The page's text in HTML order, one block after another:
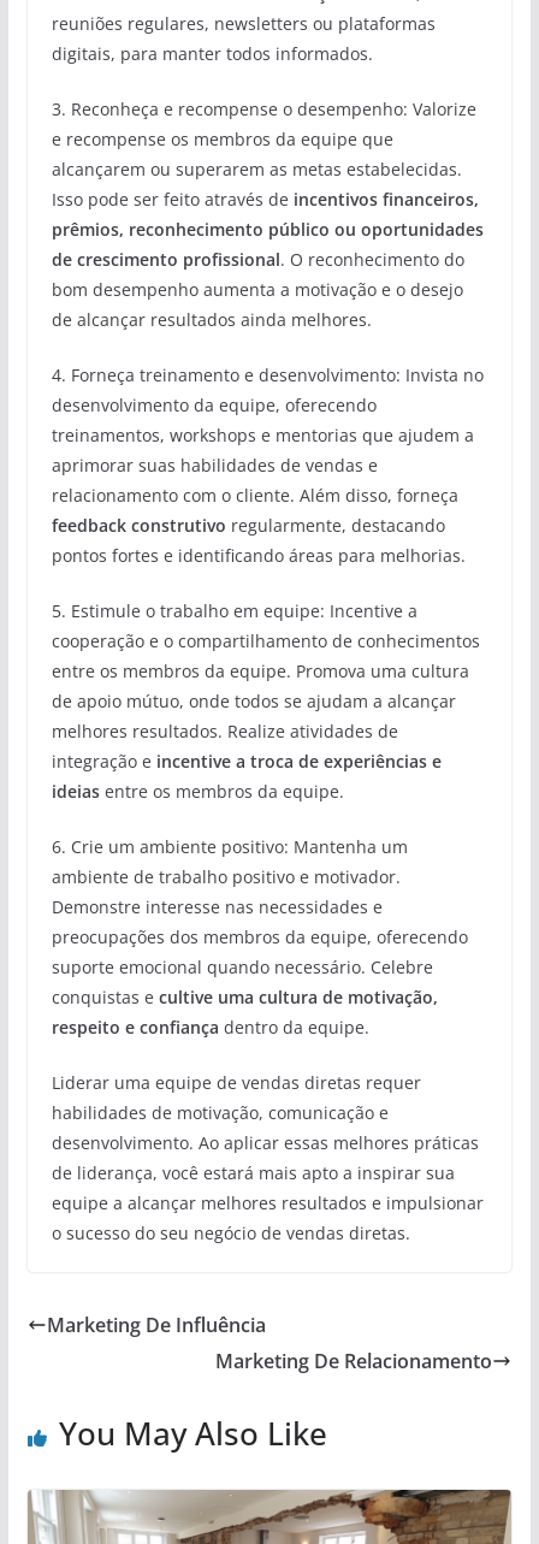
reuniões regulares, newsletters ou plataformas
digitais, para manter todos informados.
3. Reconheça e recompense o desempenho: Valorize
e recompense os membros da equipe que
alcançarem ou superarem as metas estabelecidas.
Isso pode ser feito através de incentivos financeiros,
prêmios, reconhecimento público ou oportunidades
de crescimento profissional. O reconhecimento do
bom desempenho aumenta a motivação e o desejo
de alcançar resultados ainda melhores.
4. Forneça treinamento e desenvolvimento: Invista no
desenvolvimento da equipe, oferecendo
treinamentos, workshops e mentorias que ajudem a
aprimorar suas habilidades de vendas e
relacionamento com o cliente. Além disso, forneça
feedback construtivo regularmente, destacando
pontos fortes e identificando áreas para melhorias.
5. Estimule o trabalho em equipe: Incentive a
cooperação e o compartilhamento de conhecimentos
entre os membros da equipe. Promova uma cultura
de apoio mútuo, onde todos se ajudam a alcançar
melhores resultados. Realize atividades de
integração e incentive a troca de experiências e
ideiasentre os membros da equipe.
6. Crie um ambiente positivo: Mantenha um
ambiente de trabalho positivo e motivador.
Demonstre interesse nas necessidades e
preocupações dos membros da equipe, oferecendo
suporte emocional quando necessário. Celebre
conquistas e cultive uma cultura de motivação,
respeito e confiança dentro da equipe.
Liderar uma equipe de vendas diretas requer
habilidades de motivação, comunicação e
desenvolvimento. Ao aplicar essas melhores práticas
de liderança, você estará mais apto a inspirar sua
equipe a alcançar melhores resultados e impulsionar
o sucesso do seu negócio de vendas diretas.
Marketing De Influência
Marketing De Relacionamento
You May Also Like